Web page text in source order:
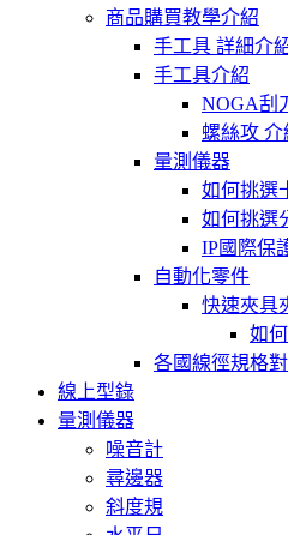
商品購買教學介紹
手工具 詳細介
手工具介紹
NOGA刮
螺絲攻 介
量測儀器
如何挑選
如何挑選
IP國際保
自動化零件
快速夾具
如
各國線徑規格
線上型錄
量測儀器
噪音計
尋邊器
斜度規